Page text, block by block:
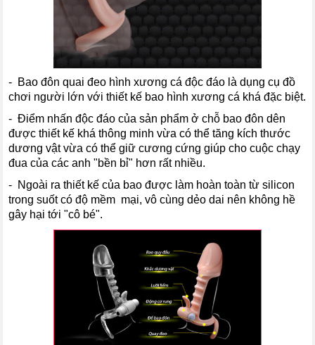
- Bao đôn quai đeo hình xương cá độc đáo là dụng cụ đồ
chơi người lớn với thiết kế bao hình xương cá khá đặc biệt.
- Điểm nhấn độc đáo của sản phẩm ở chỗ bao đôn dên
được thiết kế khá thông minh vừa có thể tăng kích thước
dương vật vừa có thể giữ cương cứng giúp cho cuộc chạy
đua của các anh "bền bỉ" hơn rất nhiều.
- Ngoài ra thiết kế của bao được làm hoàn toàn từ silicon
trong suốt có độ mềm mại, vô cùng dẻo dai nên không hề
gây hại tới "cô bé".